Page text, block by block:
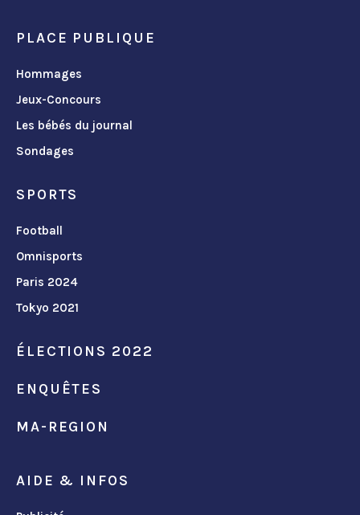
PLACE PUBLIQUE
Hommages
Jeux-Concours
Les bébés du journal
Sondages
SPORTS
Football
Omnisports
Paris 2024
Tokyo 2021
ÉLECTIONS 2022
ENQUÊTES
MA-REGION
AIDE & INFOS